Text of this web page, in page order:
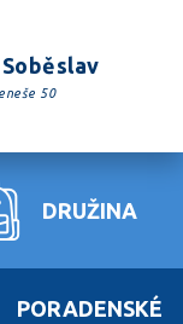
50
DRUŽINA
PORADENSKÉ